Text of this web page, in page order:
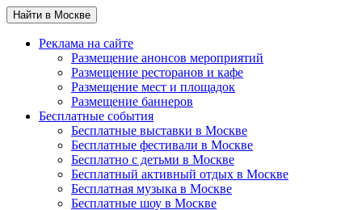
Найти в Москве
Реклама на сайте
Размещение анонсов мероприятий
Размещение ресторанов и кафе
Размещение мест и площадок
Размещение баннеров
Бесплатные события
Бесплатные выставки в Москве
Бесплатные фестивали в Москве
Бесплатно с детьми в Москве
Бесплатный активный отдых в Москве
Бесплатная музыка в Москве
Бесплатные шоу в Москве